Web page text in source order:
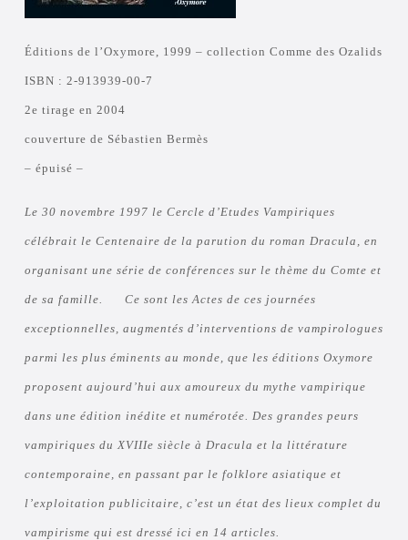
Éditions de l’Oxymore, 1999 – collection Comme des Ozalids
ISBN : 2-913939-00-7
2e tirage en 2004
couverture de Sébastien Bermès
– épuisé –
Le 30 novembre 1997 le Cercle d’Etudes Vampiriques
célébrait le Centenaire de la parution du roman Dracula, en
organisant une série de conférences sur le thème du Comte et
de sa famille. Ce sont les Actes de ces journées
exceptionnelles, augmentés d’interventions de vampirologues
parmi les plus éminents au monde, que les éditions Oxymore
proposent aujourd’hui aux amoureux du mythe vampirique
dans une édition inédite et numérotée. Des grandes peurs
vampiriques du XVIIIe siècle à Dracula et la littérature
contemporaine, en passant par le folklore asiatique et
l’exploitation publicitaire, c’est un état des lieux complet du
vampirisme qui est dressé ici en 14 articles.